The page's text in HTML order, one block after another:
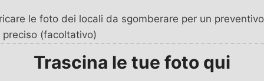
le foto dei locali da sgomberare per un preventivo
preciso (facoltativo)
Trascina le tue foto qui